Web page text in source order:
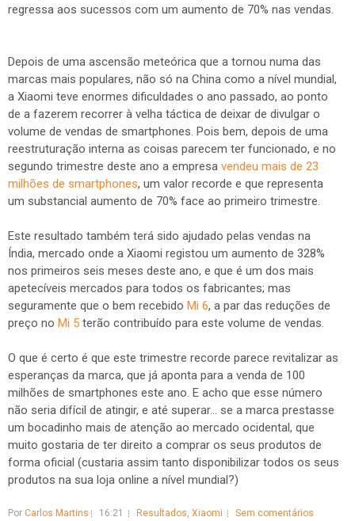
regressa aos sucessos com um aumento de 70% nas vendas.
Depois de uma ascensão meteórica que a tornou numa das
marcas mais populares, não só na China como a nível mundial,
a Xiaomi teve enormes dificuldades o ano passado, ao ponto
de a fazerem recorrer à velha táctica de deixar de divulgar o
volume de vendas de smartphones. Pois bem, depois de uma
reestruturação interna as coisas parecem ter funcionado, e no
segundo trimestre deste ano a empresa vendeu mais de 23
milhões de smartphones, um valor recorde e que representa
um substancial aumento de 70% face ao primeiro trimestre.
Este resultado também terá sido ajudado pelas vendas na
Índia, mercado onde a Xiaomi registou um aumento de 328%
nos primeiros seis meses deste ano, e que é um dos mais
apetecíveis mercados para todos os fabricantes; mas
seguramente que o bem recebido Mi 6, a par das reduções de
preço no Mi 5 terão contribuído para este volume de vendas.
O que é certo é que este trimestre recorde parece revitalizar as
esperanças da marca, que já aponta para a venda de 100
milhões de smartphones este ano. E acho que esse número
não seria difícil de atingir, e até superar... se a marca prestasse
um bocadinho mais de atenção ao mercado ocidental, que
muito gostaria de ter direito a comprar os seus produtos de
forma oficial (custaria assim tanto disponibilizar todos os seus
produtos na sua loja online a nível mundial?)
Por Carlos Martins 16:21 Resultados, Xiaomi Sem comentários